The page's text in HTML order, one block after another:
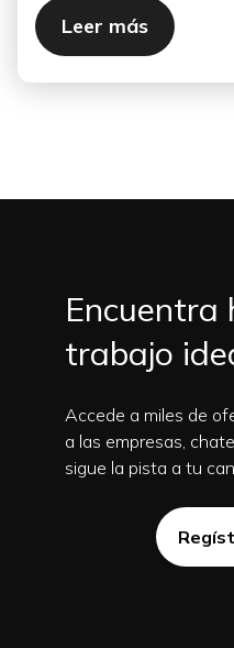
Leer más
Encuentra
trabajo
Accede a miles de
a las empresas,
sigue la pista a tu